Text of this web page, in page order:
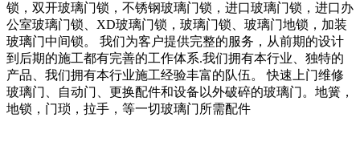
锁，双开玻璃门锁，不锈钢玻璃门锁，进口玻璃门锁，进口办
公室玻璃门锁、XD玻璃门锁，玻璃门锁、玻璃门地锁，加装
玻璃门中间锁。 我们为客户提供完整的服务，从前期的设计
到后期的施工都有完善的工作体系.我们拥有本行业、独特的
产品、我们拥有本行业施工经验丰富的队伍。 快速上门维修
玻璃门、自动门、更换配件和设备以外破碎的玻璃门。地簧，
地锁，门琐，拉手，等一切玻璃门所需配件